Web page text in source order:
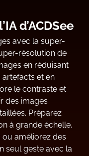
d’ACDSee
avec la super-
résolution de
en réduisant
artefacts et en
le contraste et
des images
Préparez
à grande échelle,
ou améliorez des
seul geste avec la